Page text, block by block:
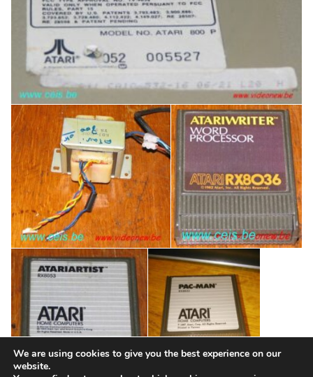
We are using cookies to give you the best experience on our
website.